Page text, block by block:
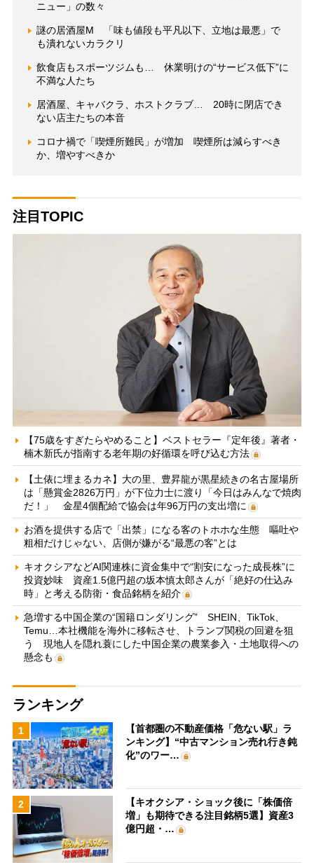
ニュー」の数々
謎の居酒屋M 「味も値段も平凡以下、立地は最悪」で
も潰れないカラクリ
飲食店もスポーツジムも… 休業明けの“サービス低下”に
不満な人たち
居酒屋、キャバクラ、ホストクラブ… 20時に閉店でき
ない店主たちの本音
コロナ禍で「喫煙所難民」が増加 喫煙所は減らすべき
か、増やすべきか
注目TOPIC
【75歳をすぎたらやめること】ベストセラー『定年後』著者・
楠木新氏が指南する老年期の好循環を呼び込む方法
【土俵に埋まるカネ】大の里、豊昇龍が黒星続きの名古屋場所
は「懸賞金2826万円」が下位力士に渡り「今日はみんなで焼肉
だ！」 金星4個配給で協会は年96万円の支出増に
お酒を提供する店で「出禁」になる客のトホホな生態 嘔吐や
粗相だけじゃない、店側が嫌がる“最悪の客”とは
キオクシアなどAI関連株に資金集中で“割安になった成長株”に
投資妙味 資産1.5億円超の坂本慎太郎さんが「絶好の仕込み
時」と考える防衛・食品銘柄を紹介
急増する中国企業の“国籍ロンダリング” SHEIN、TikTok、
Temu…本社機能を海外に移転させ、トランプ関税の回避を狙
う 現地人を隠れ蓑にした中国企業の農業参入・土地取得への
懸念も
ランキング
1
【首都圏の不動産価格「危ない駅」ラ
ンキング】“中古マンション売れ行き鈍
化”のワー…
2
【キオクシア・ショック後に「株価倍
増」も期待できる注目銘柄5選】資産3
億円超・…